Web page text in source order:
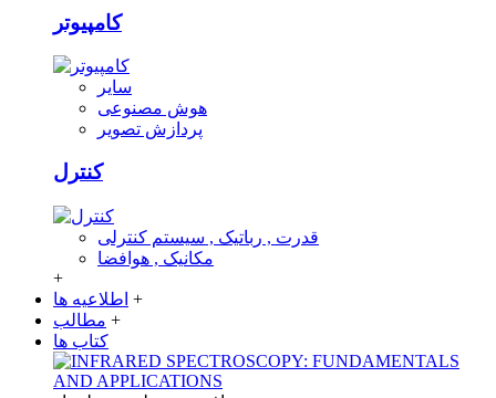
کامپیوتر
سایر
هوش مصنوعی
پردازش تصویر
کنترل
قدرت , رباتیک , سیستم کنترلی
مکانیک , هوافضا
+
اطلاعیه ها +
مطالب +
کتاب ها